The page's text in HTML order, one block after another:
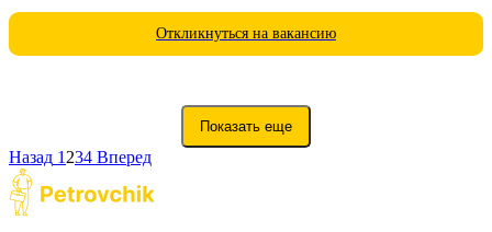
Откликнуться на вакансию
Показать еще
Назад 1 234 Вперед